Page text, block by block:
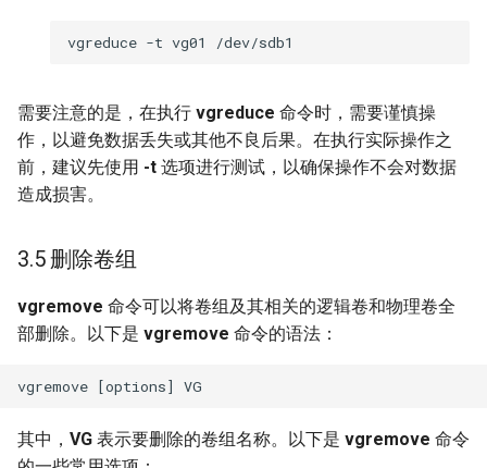
需要注意的是，在执行 vgreduce 命令时，需要谨慎操
作，以避免数据丢失或其他不良后果。在执行实际操作之
前，建议先使用 -t 选项进行测试，以确保操作不会对数据
造成损害。
3.5 删除卷组
vgremove 命令可以将卷组及其相关的逻辑卷和物理卷全
部删除。以下是 vgremove 命令的语法：
其中， VG 表示要删除的卷组名称。以下是 vgremove 命令